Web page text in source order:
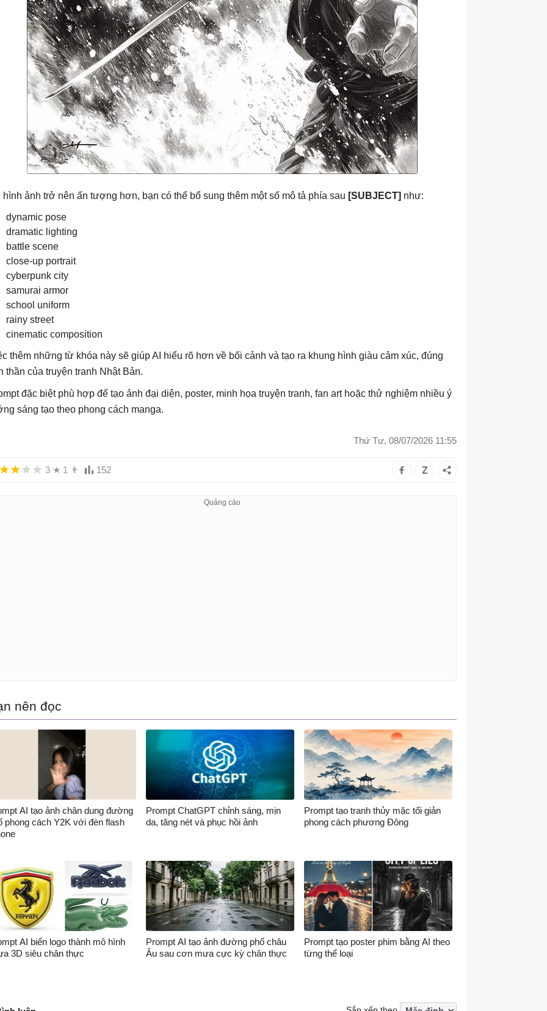
ảnh trở nên ấn tượng hơn, bạn có thể bổ sung thêm một số mô tả phía sau [SUBJECT] như:
dynamic pose
dramatic lighting
battle scene
close-up portrait
cyberpunk city
samurai armor
school uniform
rainy street
cinematic composition
thêm những từ khóa này sẽ giúp AI hiểu rõ hơn về bối cảnh và tạo ra khung hình giàu cảm xúc, đúng
thần của truyện tranh Nhật Bản.
đặc biệt phù hợp để tạo ảnh đại diện, poster, minh họa truyện tranh, fan art hoặc thử nghiệm nhiều ý
sáng tạo theo phong cách manga.
Thứ Tư, 08/07/2026 11:55
3 ★ 1 👨 152
nên đọc
AI tạo ảnh chân dung đường
phong cách Y2K với đèn flash
Prompt ChatGPT chỉnh sáng, mịn
da, tăng nét và phục hồi ảnh
Prompt tạo tranh thủy mặc tối giản
phong cách phương Đông
AI biến logo thành mô hình
3D siêu chân thực
Prompt AI tạo ảnh đường phố châu
Âu sau cơn mưa cực kỳ chân thực
Prompt tạo poster phim bằng AI theo
từng thể loại